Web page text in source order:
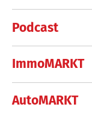
Podcast
ImmoMARKT
AutoMARKT